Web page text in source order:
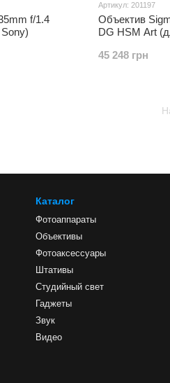
f/1.4
Артикул: 201197
Объектив
DG HSM Art
45 248 грн
Каталог
Фотоаппараты
Объективы
Фотоаксессуары
Штативы
Студийный свет
Гаджеты
Звук
Видео